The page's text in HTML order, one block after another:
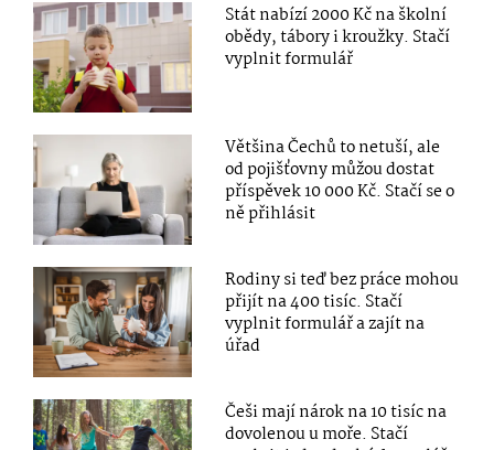
Stát nabízí 2000 Kč na školní
obědy, tábory i kroužky. Stačí
vyplnit formulář
Většina Čechů to netuší, ale
od pojišťovny můžou dostat
příspěvek 10 000 Kč. Stačí se o
ně přihlásit
Rodiny si teď bez práce mohou
přijít na 400 tisíc. Stačí
vyplnit formulář a zajít na
úřad
Češi mají nárok na 10 tisíc na
dovolenou u moře. Stačí